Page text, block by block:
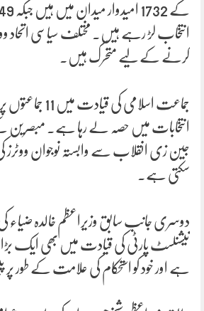
انتخاب لڑ رہے ہیں۔ مختلف سیاسی اتحاد
کرنے کے لیے متحرک ہیں۔
جماعت اسلامی کی
انتخابات میں حصہ لے رہا ہے۔ مبصرین
جین زی انقلاب سے وابستہ نوجوان ووٹرز
سکتی ہے۔
دوسری جانب سابق وزیراعظم خالدہ ضیاء
نیشنلسٹ پارٹی کی قیادت میں بھی ایک بڑا
ہے اور خود کو استحکام کی علامت کے طور پر